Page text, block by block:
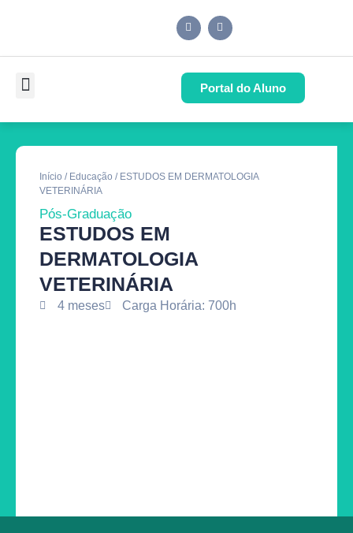
Portal do Aluno
Início / Educação / ESTUDOS EM DERMATOLOGIA
VETERINÁRIA
Pós-Graduação
ESTUDOS EM
DERMATOLOGIA
VETERINÁRIA
4 meses Carga Horária: 700h